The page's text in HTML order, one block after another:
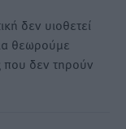
δεν υιοθετεί
θεωρούμε
που δεν τηρούν